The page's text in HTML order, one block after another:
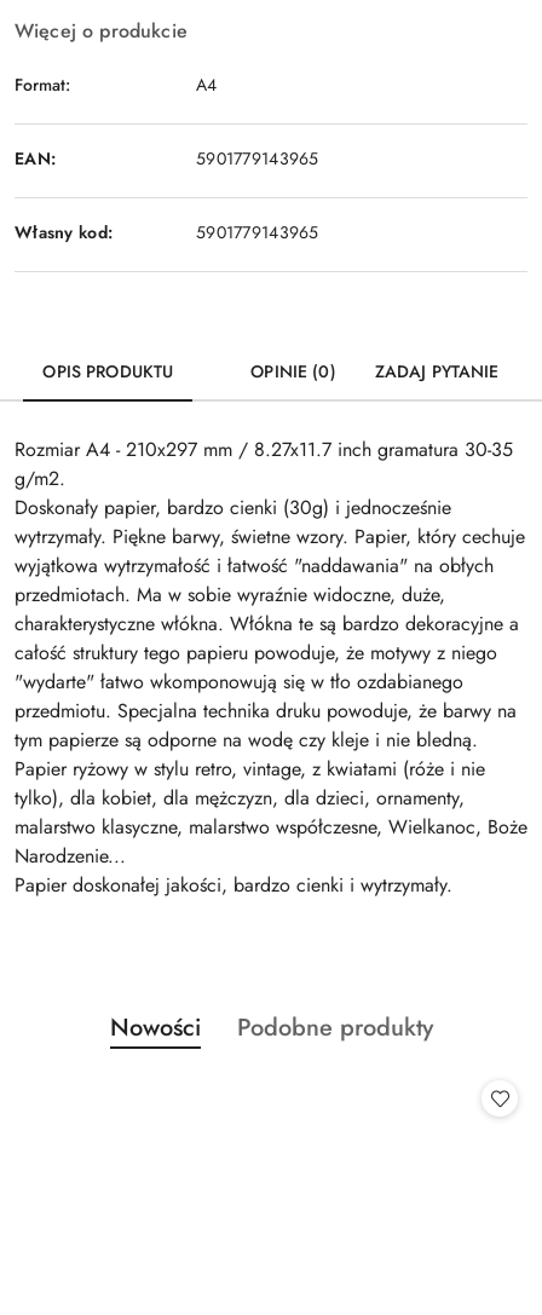
Więcej o produkcie
Format: A4
EAN: 5901779143965
Własny kod: 5901779143965
OPIS PRODUKTU OPINIE (0) ZADAJ PYTANIE
Rozmiar A4 - 210x297 mm / 8.27x11.7 inch gramatura 30-35
g/m2.
Doskonały papier, bardzo cienki (30g) i jednocześnie
wytrzymały. Piękne barwy, świetne wzory. Papier, który cechuje
wyjątkowa wytrzymałość i łatwość "naddawania" na obłych
przedmiotach. Ma w sobie wyraźnie widoczne, duże,
charakterystyczne włókna. Włókna te są bardzo dekoracyjne a
całość struktury tego papieru powoduje, że motywy z niego
"wydarte" łatwo wkomponowują się w tło ozdabianego
przedmiotu. Specjalna technika druku powoduje, że barwy na
tym papierze są odporne na wodę czy kleje i nie bledną.
Papier ryżowy w stylu retro, vintage, z kwiatami (róże i nie
tylko), dla kobiet, dla mężczyzn, dla dzieci, ornamenty,
malarstwo klasyczne, malarstwo współczesne, Wielkanoc, Boże
Narodzenie...
Papier doskonałej jakości, bardzo cienki i wytrzymały.
Pomiń karuzelę produktów
Produkty
o
Nowości
Produkty
Podobne produkty